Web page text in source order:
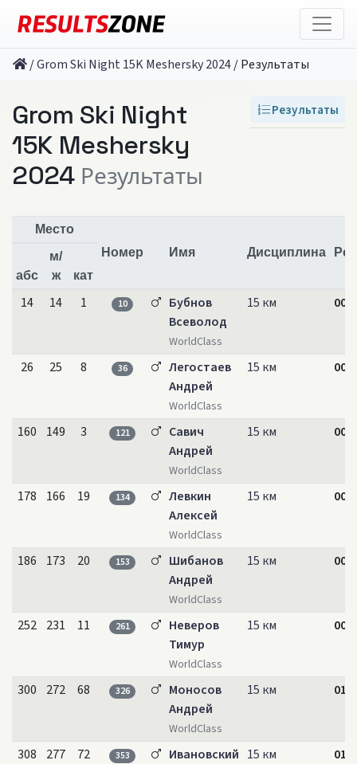
/Grom Ski Night 15K Meshersky 2024/Результаты
Grom Ski Night
15K Meshersky
2024 Результаты
Результаты
Место
Номер
Имя Дисциплина
абс
м/
ж
кат
14 14 1 10
Бубнов
Всеволод
WorldClass
15 км
26 25 8 36
Легостаев
Андрей
WorldClass
15 км
160 149 3 121
Савич
Андрей
WorldClass
15 км
178 166 19 134
Левкин
Алексей
WorldClass
15 км
186 173 20 153
Шибанов
Андрей
WorldClass
15 км
252 231 11 261
Неверов
Тимур
WorldClass
15 км
300 272 68 326
Моносов
Андрей
WorldClass
15 км
308 277 72 353
Ивановский 15 км